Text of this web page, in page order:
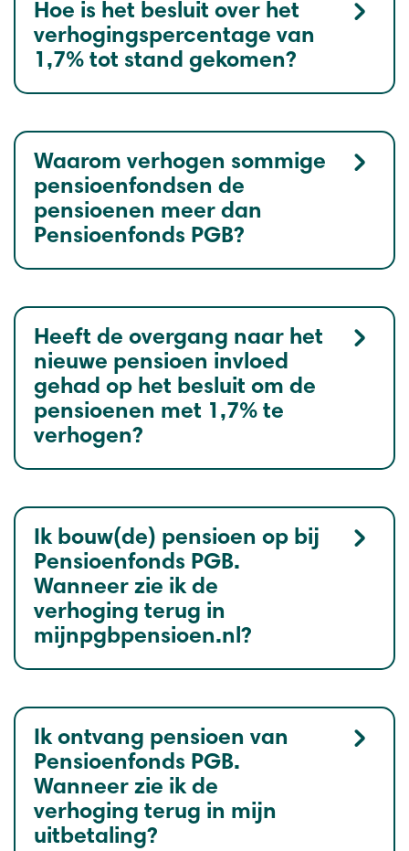
Hoe is het besluit over het
verhogingspercentage van
1,7% tot stand gekomen?
Waarom verhogen sommige
pensioenfondsen de
pensioenen meer dan
Pensioenfonds PGB?
Heeft de overgang naar het
nieuwe pensioen invloed
gehad op het besluit om de
pensioenen met 1,7% te
verhogen?
Ik bouw(de) pensioen op bij
Pensioenfonds PGB.
Wanneer zie ik de
verhoging terug in
mijnpgbpensioen.nl?
Ik ontvang pensioen van
Pensioenfonds PGB.
Wanneer zie ik de
verhoging terug in mijn
uitbetaling?